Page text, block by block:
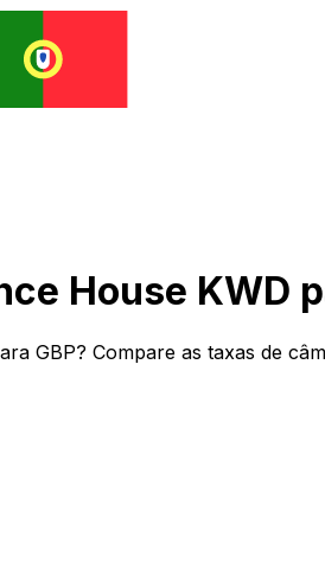
House KWD
GBP? Compare as taxas de